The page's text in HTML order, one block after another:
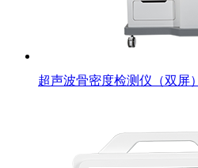
超声波骨密度检测仪（双屏）